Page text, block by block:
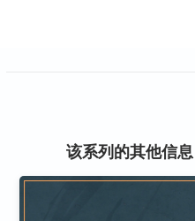
该系列的其他信息